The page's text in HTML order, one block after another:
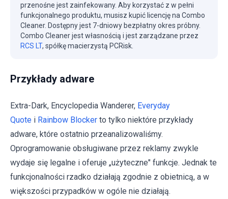
przenośne jest zainfekowany. Aby korzystać z w pełni
funkcjonalnego produktu, musisz kupić licencję na Combo
Cleaner. Dostępny jest 7-dniowy bezpłatny okres próbny.
Combo Cleaner jest własnością i jest zarządzane przez
RCS LT, spółkę macierzystą PCRisk.
Przykłady adware
Extra-Dark, Encyclopedia Wanderer, Everyday
Quote i Rainbow Blocker to tylko niektóre przykłady
adware, które ostatnio przeanalizowaliśmy.
Oprogramowanie obsługiwane przez reklamy zwykle
wydaje się legalne i oferuje „użyteczne" funkcje. Jednak te
funkcjonalności rzadko działają zgodnie z obietnicą, a w
większości przypadków w ogóle nie działają.